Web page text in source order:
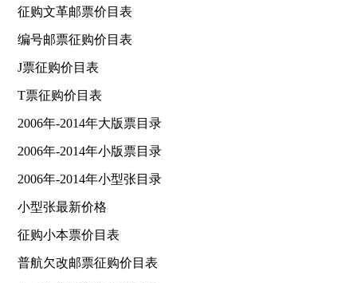
征购文革邮票价目表
编号邮票征购价目表
J票征购价目表
T票征购价目表
2006年-2014年大版票目录
2006年-2014年小版票目录
2006年-2014年小型张目录
小型张最新价格
征购小本票价目表
普航欠改邮票征购价目表